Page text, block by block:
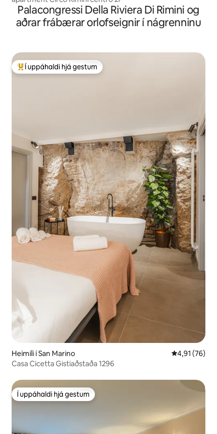
Palacongressi Della Riviera Di Rimini og
aðrar frábærar orlofseignir í nágrenninu
Í mestu uppáhaldi hjá gestum
Í uppáhaldi hjá gestum
Heimili í San Marino 4,91 af 5 í
4,91 (76)
Casa Cicetta Gistiaðstaða 1296
Í uppáhaldi hjá gestum
Í uppáhaldi hjá gestum